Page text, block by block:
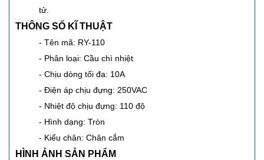
tử.
THÔNG SỐ KĨ THUẬT
- Tên mã: RY-110
- Phân loại: Cầu chì nhiệt
- Chịu dòng tối đa: 10A
- Điện áp chịu đựng: 250VAC
- Nhiệt độ chịu đựng: 110 độ
- Hình dạng: Tròn
- Kiểu chân: Chân cắm
HÌNH ẢNH SẢN PHẨM